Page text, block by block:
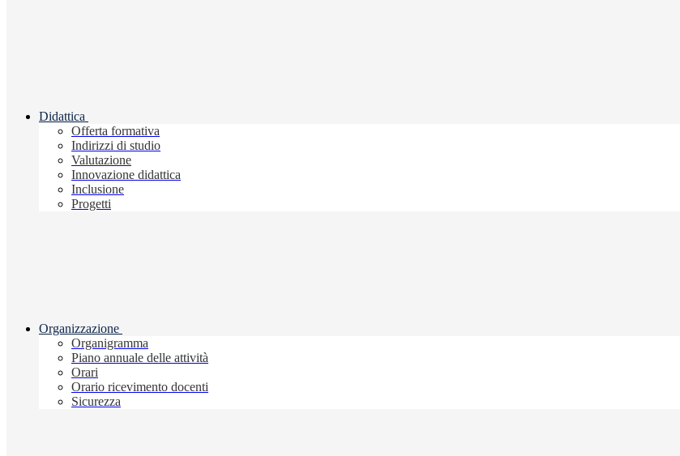
Didattica
Offerta formativa
Indirizzi di studio
Valutazione
Innovazione didattica
Inclusione
Progetti
Organizzazione
Organigramma
Piano annuale delle attività
Orari
Orario ricevimento docenti
Sicurezza